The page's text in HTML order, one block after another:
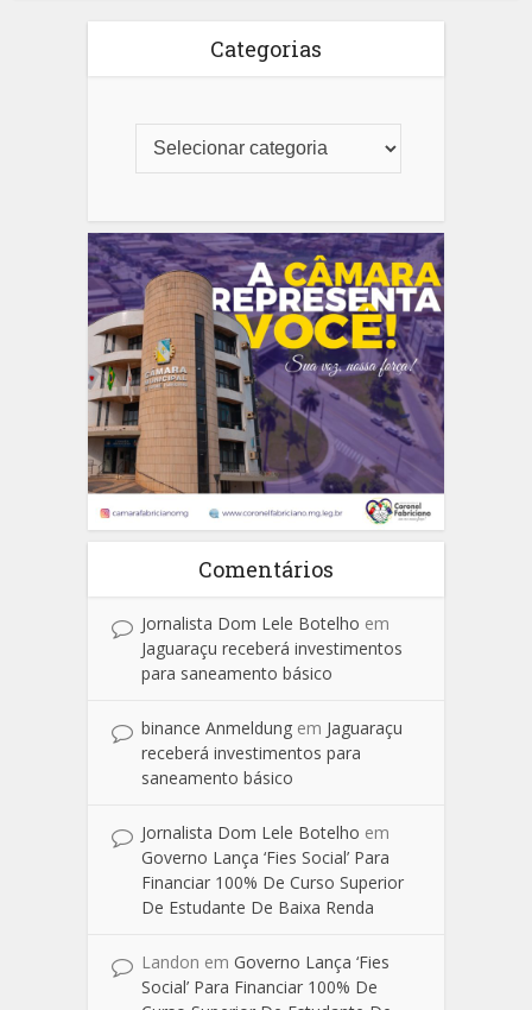
Categorias
Comentários
Jornalista Dom Lele Botelho em
Jaguaraçu receberá investimentos
para saneamento básico
binance Anmeldung em Jaguaraçu
receberá investimentos para
saneamento básico
Jornalista Dom Lele Botelho em
Governo Lança ‘Fies Social’ Para
Financiar 100% De Curso Superior
De Estudante De Baixa Renda
Landon em Governo Lança ‘Fies
Social’ Para Financiar 100% De